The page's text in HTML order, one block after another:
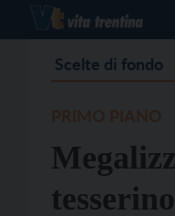
Scelte di fondo